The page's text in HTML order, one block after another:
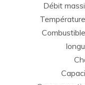
Débit